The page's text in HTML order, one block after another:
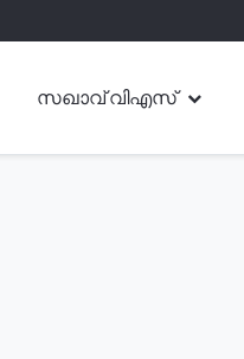
സഖാവ് വിഎസ്